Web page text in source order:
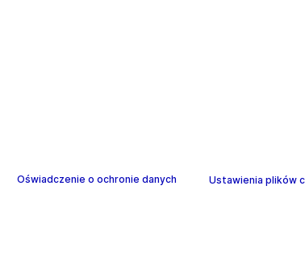
Oświadczenie o ochronie danych Ustawienia plików